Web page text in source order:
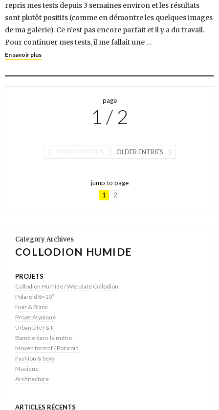
repris mes tests depuis 3 semaines environ et les résultats
sont plutôt positifs (comme en démontre les quelques images
de ma galerie). Ce n’est pas encore parfait et il y a du travail.
Pour continuer mes tests, il me fallait une …
En savoir plus
page
1 / 2
OLDER ENTRIES
jump to page
1
2
Category Archives
COLLODION HUMIDE
PROJETS
Collodion Humide / Wet plate Collodion
Polaroid 8×10″
Noir & Blanc
Projet Atypique
Urban Life I & II
Bambie dans le métro
Moyen format / Polaroid
Fashion & Sexy
Musique
Architecture
ARTICLES RÉCENTS